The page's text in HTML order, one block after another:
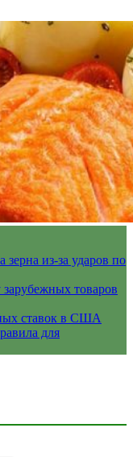
зерна из-за ударов по
зарубежных товаров
ставок в США
для